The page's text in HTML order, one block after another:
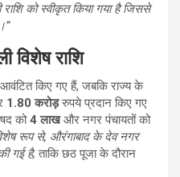
को स्वीकृत किया गया है जिससे
विशेष राशि
किए गए हैं, जबकि राज्य के
1.80 करोड़रुपये प्रदान किए गए
को4 लाखऔर नगर पंचायतों को
रूप से, औरंगाबाद के देव नगर
गई है,ताकि छठ पूजा के दौरान